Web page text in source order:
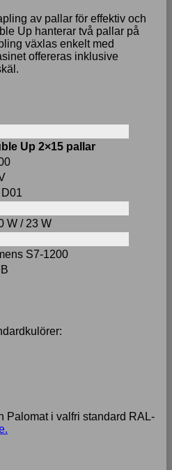
av pallar för effektiv och
Up hanterar två pallar på
växlas enkelt med
offereras inklusive
Up 2×15 pallar
W / 23 W
S7-1200
Palomat i valfri standard RAL-